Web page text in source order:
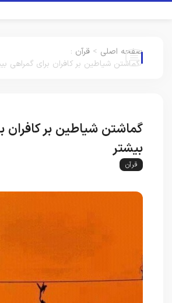
صفحه اصلی > قرآن :
گماشتن شیاطین بر کافران برای گمراهی
گماشتن شیاطین بر کافران
بیشتر
قرآن